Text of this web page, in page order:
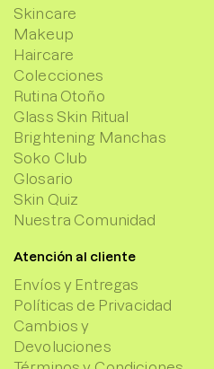
Skincare
Makeup
Haircare
Colecciones
Rutina Otoño
Glass Skin Ritual
Brightening Manchas
Soko Club
Glosario
Skin Quiz
Nuestra Comunidad
Atención al cliente
Envíos y Entregas
Políticas de Privacidad
Cambios y
Devoluciones